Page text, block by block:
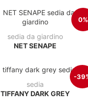
0%
sedia da giardino
NET SENAPE
-
sedia
TIFFANY DARK GREY